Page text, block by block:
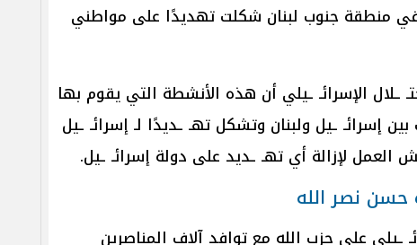
في منطقة جنوب لبنان شكلت تهديدًا على مواطني
ـلال الإسرائـ ـيلي أن هذه الأنشطة التي يقوم بها
إسرائـ ـيل ولبنان وتشكل تهـ ـديدًا لـ إسرائـ ـيل
لإزالة أي تهـ ـديد على دولة إسرائـ ـيل.
حسن نصر الله
ـيلي علي حزب الله مع توافد آلاف المناصرين